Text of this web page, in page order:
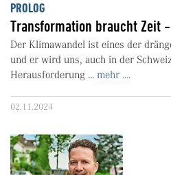
PROLOG
Transformation braucht Zeit
Der Klimawandel ist eines der
und er wird uns, auch in der
Herausforderung ... mehr ....
02.11.2024